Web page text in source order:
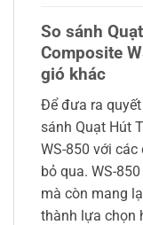
So sánh
Composite
gió khác
Để đưa ra
sánh Quạt Hút
WS-850 với
bỏ qua. WS-
mà còn mang
thành lựa chọn